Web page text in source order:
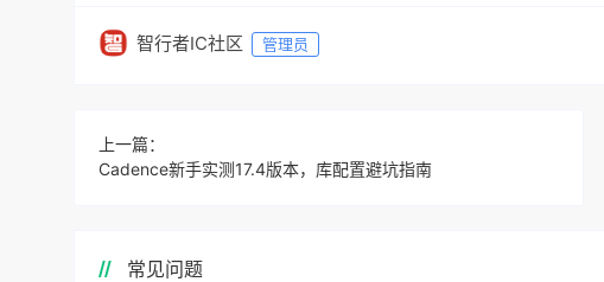
智行者IC社区 管理员
上一篇：
Cadence新手实测17.4版本，库配置避坑指南
常见问题